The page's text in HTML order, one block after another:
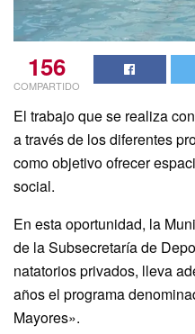
156
COMPARTIDO
El trabajo que se realiza
a través de los diferentes
como objetivo ofrecer
social.
En esta oportunidad, la
de la Subsecretaría de
natatorios privados, lleva
años el programa
Mayores».